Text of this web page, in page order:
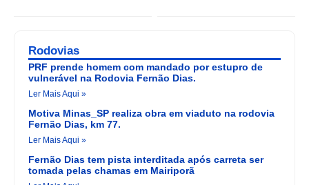
Rodovias
PRF prende homem com mandado por estupro de
vulnerável na Rodovia Fernão Dias.
Ler Mais Aqui »
Motiva Minas_SP realiza obra em viaduto na rodovia
Fernão Dias, km 77.
Ler Mais Aqui »
Fernão Dias tem pista interditada após carreta ser
tomada pelas chamas em Mairiporã